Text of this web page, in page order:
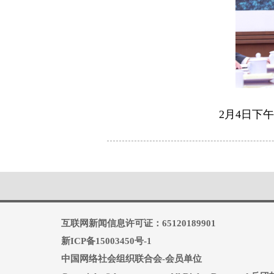
2月4日下
互联网新闻信息许可证：65120189901
新ICP备15003450号-1
中国网络社会组织联合会-会员单位